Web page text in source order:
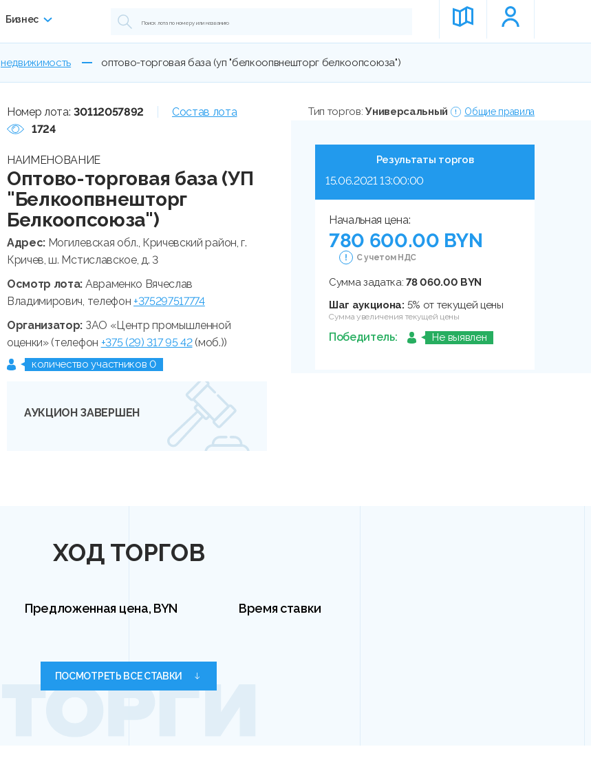
Бизнес
недвижимость оптово-торговая база (уп "белкоопвнешторг белкоопсоюза")
Номер лота: 30112057892
Состав лота
1724
НАИМЕНОВАНИЕ
Оптово-торговая база (УП
"Белкоопвнешторг
Белкоопсоюза")
Адрес: Могилевская обл., Кричевский район, г.
Кричев, ш. Мстиславское, д. 3
Осмотр лота: Авраменко Вячеслав
Владимирович, телефон +375297517774
Организатор: ЗАО «Центр промышленной
оценки» (телефон +375 (29) 317 95 42(моб.))
количество участников 0
АУКЦИОН ЗАВЕРШЕН
Тип торгов:Универсальный Общие правила
Результаты торгов
15.06.2021 13:00:00
Начальная цена:
780 600.00 BYN
С учетом НДС
Сумма задатка:78 060.00 BYN
Шаг аукциона: 5% от текущей цены
Сумма увеличения текущей цены
Победитель: Не выявлен
ХОД ТОРГОВ
Предложенная цена, BYN Время ставки
ПОСМОТРЕТЬ ВСЕ СТАВКИ